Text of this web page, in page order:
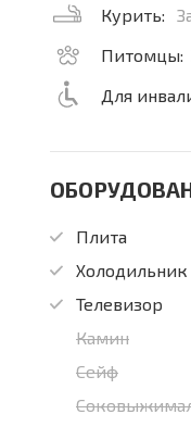
Курить:
Питомцы:
Для
Плита
Холодильник
Телевизор
Камин
Сейф